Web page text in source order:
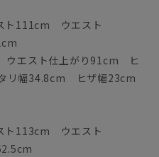
ト111cm ウエスト
ウエスト仕上がり91cm ヒ
リ幅34.8cm ヒザ幅23cm
ト113cm ウエスト